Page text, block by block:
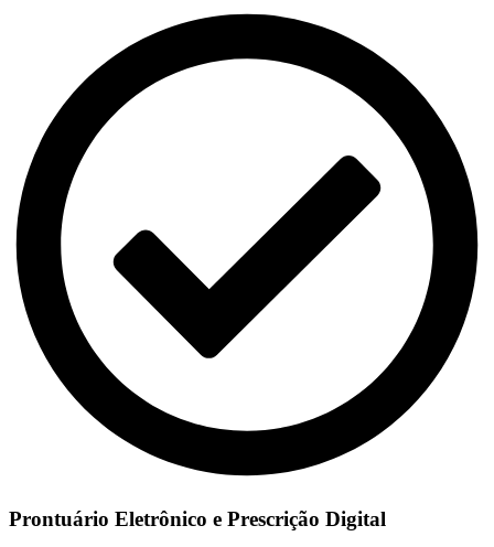
Prontuário Eletrônico e Prescrição Digital